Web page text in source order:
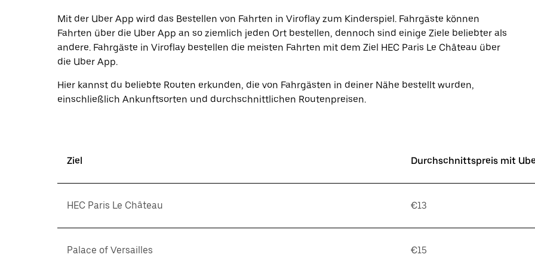
ein
auszuwählen.
Drücke
die
Taste,
um
den
Mit der Uber App wird das Bestellen von Fahrten in Viroflay zum Kinderspiel. Fahrgäste können
Fahrten über die Uber App an so ziemlich jeden Ort bestellen, dennoch sind einige Ziele beliebter als
andere. Fahrgäste in Viroflay bestellen die meisten Fahrten mit dem Ziel HEC Paris Le Château über
die Uber App.
Hier kannst du beliebte Routen erkunden, die von Fahrgästen in deiner Nähe bestellt wurden,
einschließlich Ankunftsorten und durchschnittlichen Routenpreisen.
Ziel Durchschnittspreis mit
HEC Paris Le Château €13
Palace of Versailles €15